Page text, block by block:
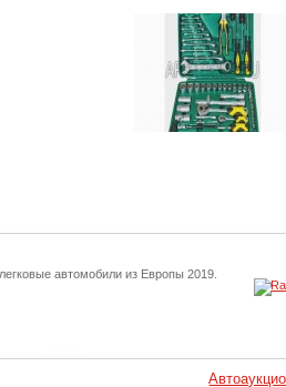
автомобили из Европы 2019.